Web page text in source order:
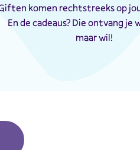
komen rechtstreeks op
En de cadeaus? Die ontvang je
maar wil!